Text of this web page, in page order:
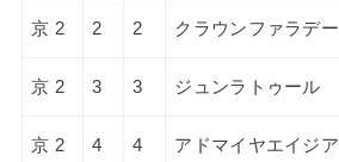
京 2 2 2 クラウンファラデー
京 2 3 3 ジュンラトゥール
京 2 4 4 アドマイヤエイジア